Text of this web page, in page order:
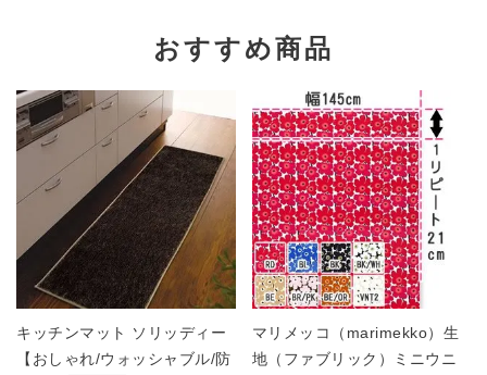
おすすめ商品
キッチンマット ソリッディー
【おしゃれ/ウォッシャブル/防
マリメッコ（marimekko）生
地（ファブリック）ミニウニ